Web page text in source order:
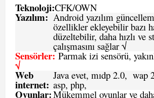
Teknoloji:CFK/OWN
Yazılım: Android yazılım
özellikler ekleyebilir bazı
düzeltebilir, daha hızlı ve
çalışmasını sağlar √
Sensörler:
√
Parmak izi sensörü,
Web
internet:
Java evet, mıdp 2.0,
asp, php,
Oyunlar:Mükemmel oyunlar ve